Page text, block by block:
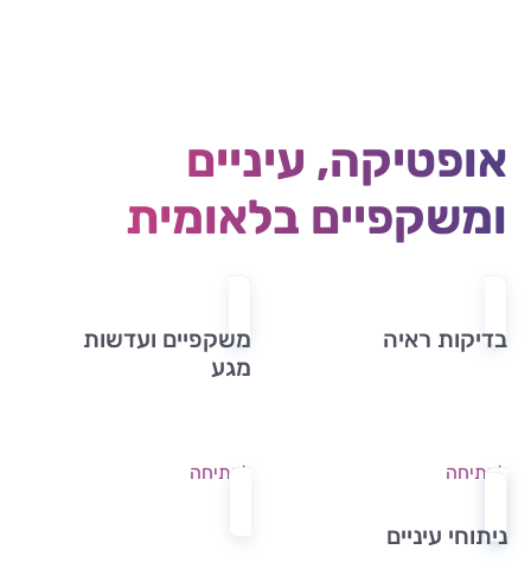
אופטיקה, עיניים
ומשקפיים בלאומית
בדיקות ראיה
לפתיחה
משקפיים ועדשות
מגע
לפתיחה
ניתוחי עיניים